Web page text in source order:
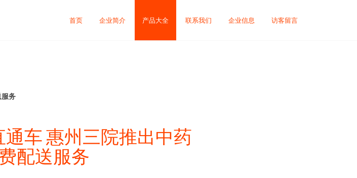
首页 企业简介 产品大全 联系我们 企业信息 访客留言
务
车 惠州三院推出中药
配送服务